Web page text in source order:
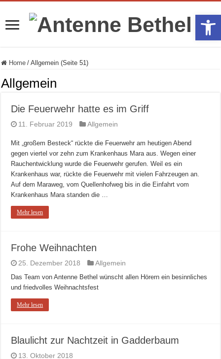
Home / Allgemein (Seite 51)
Allgemein
Die Feuerwehr hatte es im Griff
11. Februar 2019 Allgemein
Mit „großem Besteck“ rückte die Feuerwehr am heutigen Abend
gegen viertel vor zehn zum Krankenhaus Mara aus. Wegen einer
Rauchentwicklung wurde die Feuerwehr gerufen. Weil es ein
Krankenhaus war, rückte die Feuerwehr mit vielen Fahrzeugen an.
Auf dem Maraweg, vom Quellenhofweg bis in die Einfahrt vom
Krankenhaus Mara standen die …
Mehr lesen
Frohe Weihnachten
25. Dezember 2018 Allgemein
Das Team von Antenne Bethel wünscht allen Hörern ein besinnliches
und friedvolles Weihnachtsfest
Mehr lesen
Blaulicht zur Nachtzeit in Gadderbaum
13. Oktober 2018